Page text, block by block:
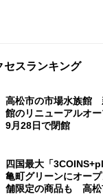
セスランキング
高松市の市場水族館
館のリニューアルオ
9月28日で閉館
四国最大「
亀町グリーンにオー
舗限定の商品も 高松